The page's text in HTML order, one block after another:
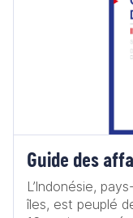
Guide des
L’Indonésie,
îles, est peuplé